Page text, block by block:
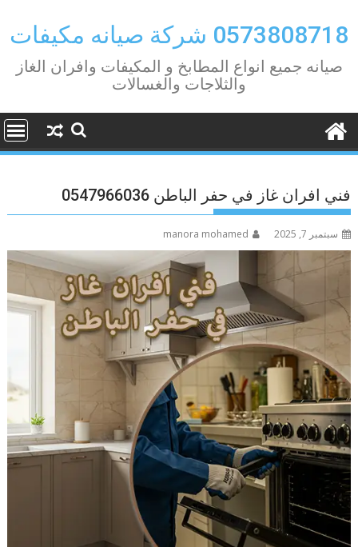
to
content
0573808718 شركة صيانه مكيفات
صيانه جميع انواع المطابخ و المكيفات وافران الغاز
والثلاجات والغسالات
فني افران غاز في حفر الباطن 0547966036
سبتمبر 7, 2025 manora mohamed